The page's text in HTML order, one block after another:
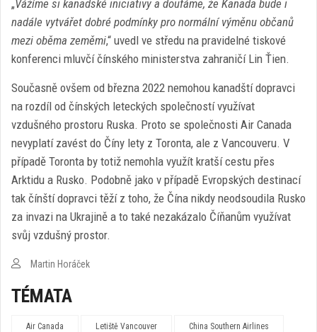
„Vážíme si kanadské iniciativy a doufáme, že Kanada bude i
nadále vytvářet dobré podmínky pro normální výměnu občanů
mezi oběma zeměmi,“ uvedl ve středu na pravidelné tiskové
konferenci mluvčí čínského ministerstva zahraničí Lin Ťien.
Současně ovšem od března 2022 nemohou kanadští dopravci
na rozdíl od čínských leteckých společností využívat
vzdušného prostoru Ruska. Proto se společnosti Air Canada
nevyplatí zavést do Číny lety z Toronta, ale z Vancouveru. V
případě Toronta by totiž nemohla využít kratší cestu přes
Arktidu a Rusko. Podobně jako v případě Evropských destinací
tak čínští dopravci těží z toho, že Čína nikdy neodsoudila Rusko
za invazi na Ukrajině a to také nezakázalo Číňanům využívat
svůj vzdušný prostor.
Martin Horáček
TÉMATA
Air Canada Letiště Vancouver China Southern Airlines